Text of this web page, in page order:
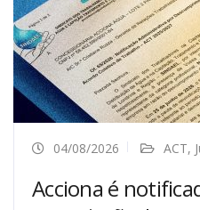
04/08/2026 ACT,
Acciona é